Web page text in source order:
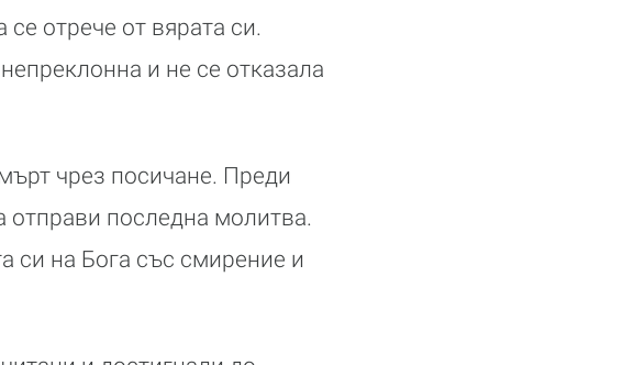
отрече от вярата си.
и не се отказала
чрез посичане. Преди
последна молитва.
си на Бога със смирение и